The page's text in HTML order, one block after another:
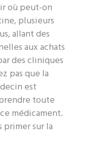
où peut-on
plusieurs
allant des
aux achats
des cliniques
pas que la
est
toute
médicament.
primer sur la